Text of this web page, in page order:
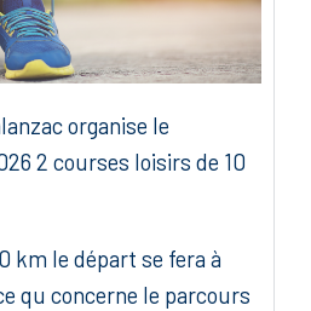
organise le
2 courses loisirs de 10
km le départ se fera à
qu concerne le parcours